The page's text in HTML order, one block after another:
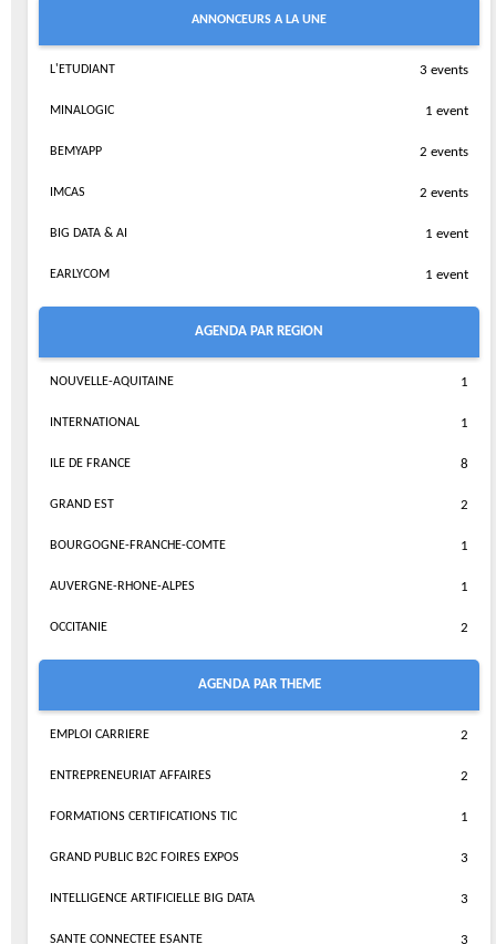
ANNONCEURS A LA UNE
L'ETUDIANT 3 events
MINALOGIC 1 event
BEMYAPP 2 events
IMCAS 2 events
BIG DATA & AI 1 event
EARLYCOM 1 event
AGENDA PAR REGION
NOUVELLE-AQUITAINE 1
INTERNATIONAL 1
ILE DE FRANCE 8
GRAND EST 2
BOURGOGNE-FRANCHE-COMTE 1
AUVERGNE-RHONE-ALPES 1
OCCITANIE 2
AGENDA PAR THEME
EMPLOI CARRIERE 2
ENTREPRENEURIAT AFFAIRES 2
FORMATIONS CERTIFICATIONS TIC 1
GRAND PUBLIC B2C FOIRES EXPOS 3
INTELLIGENCE ARTIFICIELLE BIG DATA 3
SANTE CONNECTEE ESANTE 3